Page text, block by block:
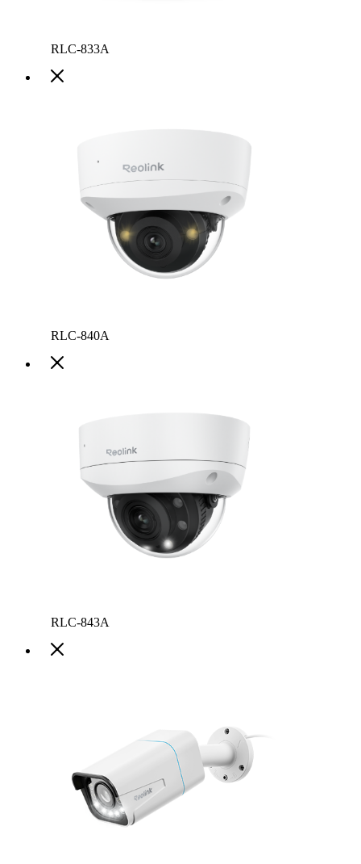
RLC-833A
RLC-840A
RLC-843A